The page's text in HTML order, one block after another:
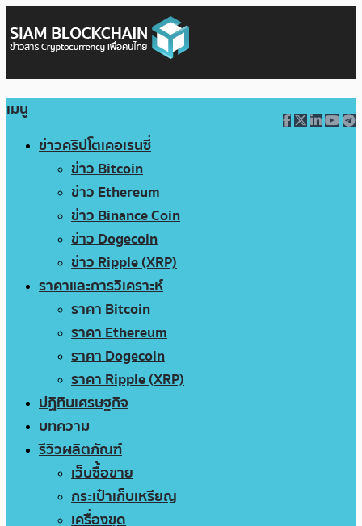
เมนู
ข่าวคริปโตเคอเรนซี่
ข่าว Bitcoin
ข่าว Ethereum
ข่าว Binance Coin
ข่าว Dogecoin
ข่าว Ripple (XRP)
ราคาและการวิเคราะห์
ราคา Bitcoin
ราคา Ethereum
ราคา Dogecoin
ราคา Ripple (XRP)
ปฏิทินเศรษฐกิจ
บทความ
รีวิวผลิตภัณฑ์
เว็บซื้อขาย
กระเป๋าเก็บเหรียญ
เครื่องขุด